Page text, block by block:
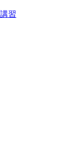
習